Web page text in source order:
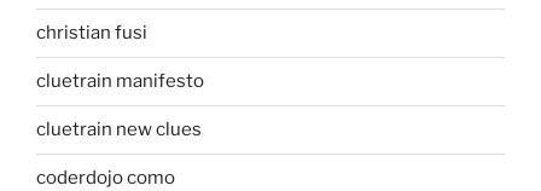
christian fusi
cluetrain manifesto
cluetrain new clues
coderdojo como